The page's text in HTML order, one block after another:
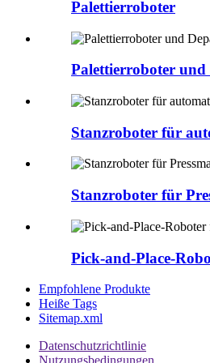
Palettierroboter
Palettierroboter
Stanzroboter für
Stanzroboter für
Pick-and-Place-
Empfohlene Produkte
Heiße Tags
Sitemap.xml
Datenschutzrichtlinie